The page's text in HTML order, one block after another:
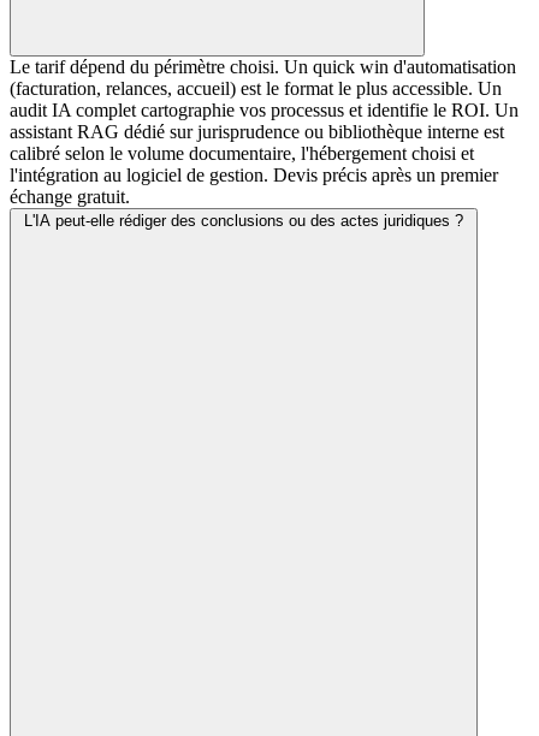
Le tarif dépend du périmètre choisi. Un quick win d'automatisation
(facturation, relances, accueil) est le format le plus accessible. Un
audit IA complet cartographie vos processus et identifie le ROI. Un
assistant RAG dédié sur jurisprudence ou bibliothèque interne est
calibré selon le volume documentaire, l'hébergement choisi et
l'intégration au logiciel de gestion. Devis précis après un premier
échange gratuit.
L'IA peut-elle rédiger des conclusions ou des actes juridiques ?